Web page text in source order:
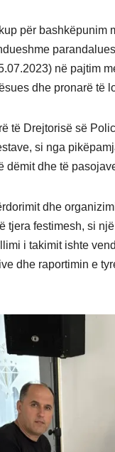
për
në pajtim
dhe pronarë të
të Drejtorisë së
si nga
dëmit dhe të
dhe
tjera festimesh, si
i takimit ishte
dhe raportimin e